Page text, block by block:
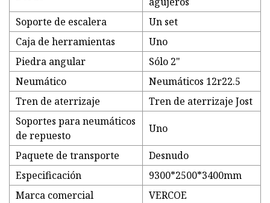
Soporte de escalera
Un set
Caja de herramientas
Uno
Piedra angular
Sólo 2"
Neumático
Neumáticos 12r22.5
Tren de aterrizaje
Tren de aterrizaje Jost
Soportes para neumáticos
de repuesto
Uno
Paquete de transporte
Desnudo
Especificación
9300*2500*3400mm
Marca comercial
VERCOE